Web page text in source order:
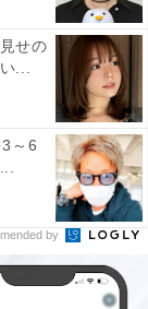
せの
...
～6
by